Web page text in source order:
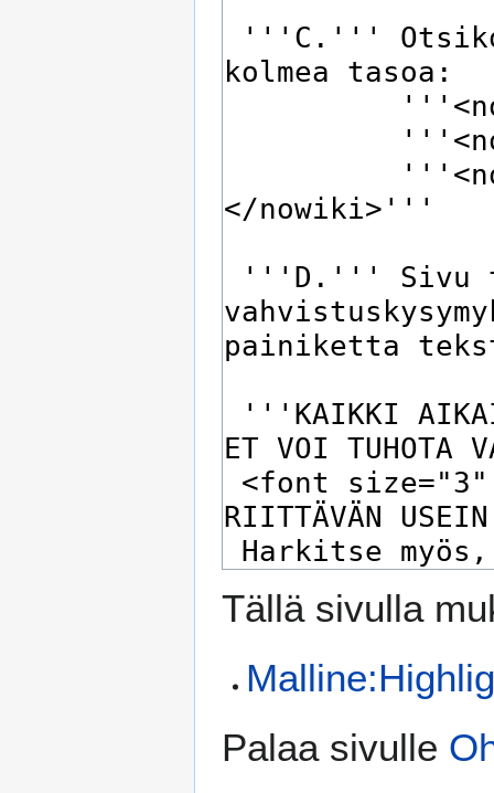
Tällä sivulla
Palaa sivulle